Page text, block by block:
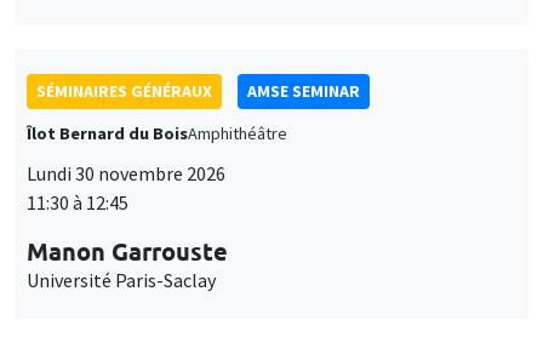
SÉMINAIRES GÉNÉRAUX
AMSE SEMINAR
Îlot Bernard du BoisAmphithéâtre
Lundi 30 novembre 2026
11:30 à 12:45
Manon Garrouste
Université Paris-Saclay